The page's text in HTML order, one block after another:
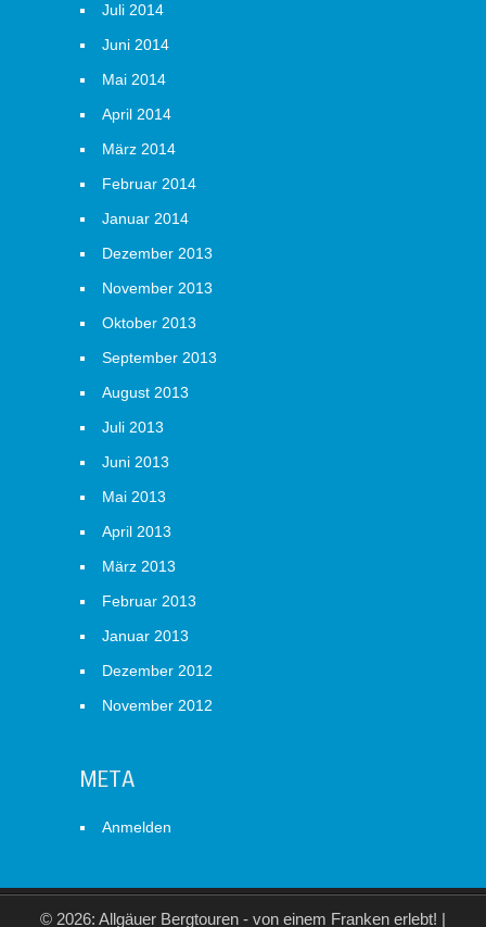
Juli 2014
Juni 2014
Mai 2014
April 2014
März 2014
Februar 2014
Januar 2014
Dezember 2013
November 2013
Oktober 2013
September 2013
August 2013
Juli 2013
Juni 2013
Mai 2013
April 2013
März 2013
Februar 2013
Januar 2013
Dezember 2012
November 2012
META
Anmelden
© 2026: Allgäuer Bergtouren - von einem Franken erlebt! |